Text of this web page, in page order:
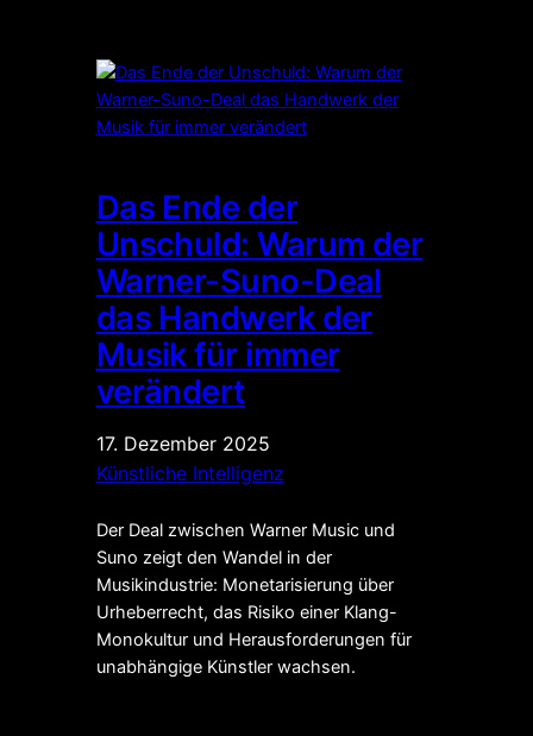
Das Ende der
Unschuld: Warum der
Warner-Suno-Deal
das Handwerk der
Musik für immer
verändert
17. Dezember 2025
Künstliche Intelligenz
Der Deal zwischen Warner Music und
Suno zeigt den Wandel in der
Musikindustrie: Monetarisierung über
Urheberrecht, das Risiko einer Klang-
Monokultur und Herausforderungen für
unabhängige Künstler wachsen.